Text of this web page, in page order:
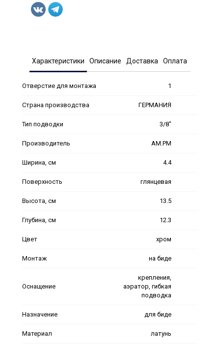
Характеристики Описание Доставка Оплата
Отверстие для монтажа 1
Страна производства ГЕРМАНИЯ
Тип подводки 3/8"
Производитель AM.PM
Ширина, см 4.4
Поверхность глянцевая
Высота, см 13.5
Глубина, см 12.3
Цвет хром
Монтаж на биде
Оснащение
крепления,
аэратор, гибкая
подводка
Назначение для биде
Материал латунь